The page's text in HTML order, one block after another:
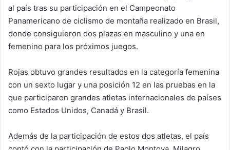
al país tras su participación en el Campeonato
Panamericano de ciclismo de montaña realizado en Brasil,
donde consiguieron dos plazas en masculino y una en
femenino para los próximos juegos.
Rojas obtuvo grandes resultados en la categoría femenina
con un sexto lugar y una posición 12 en las pruebas en la
que participaron grandes atletas internacionales de países
como Estados Unidos, Canadá y Brasil.
Además de la participación de estos dos atletas, el país